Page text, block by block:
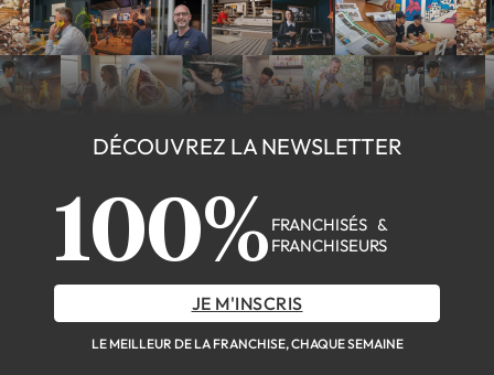
DÉCOUVREZ LA NEWSLETTER
100% FRANCHISÉS &
FRANCHISEURS
JE M'INSCRIS
LE MEILLEUR DE LA FRANCHISE, CHAQUE SEMAINE